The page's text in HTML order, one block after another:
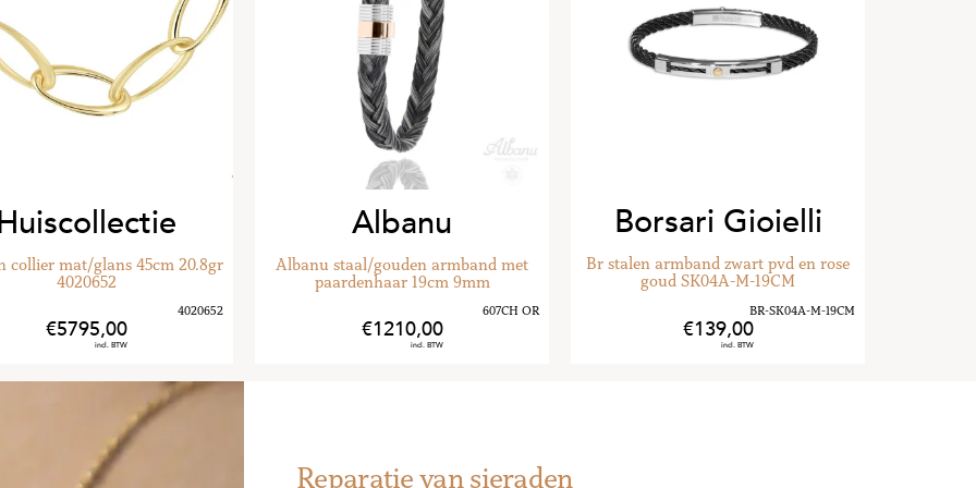
staal/gouden armband met
paardenhaar 19cm 9mm
Albanu
1210,00
Br stalen armband zwart pvd en rose
goud SK04A-M-19CM
Borsari Gioielli
139,00 349,00
Reparatie van sieraden